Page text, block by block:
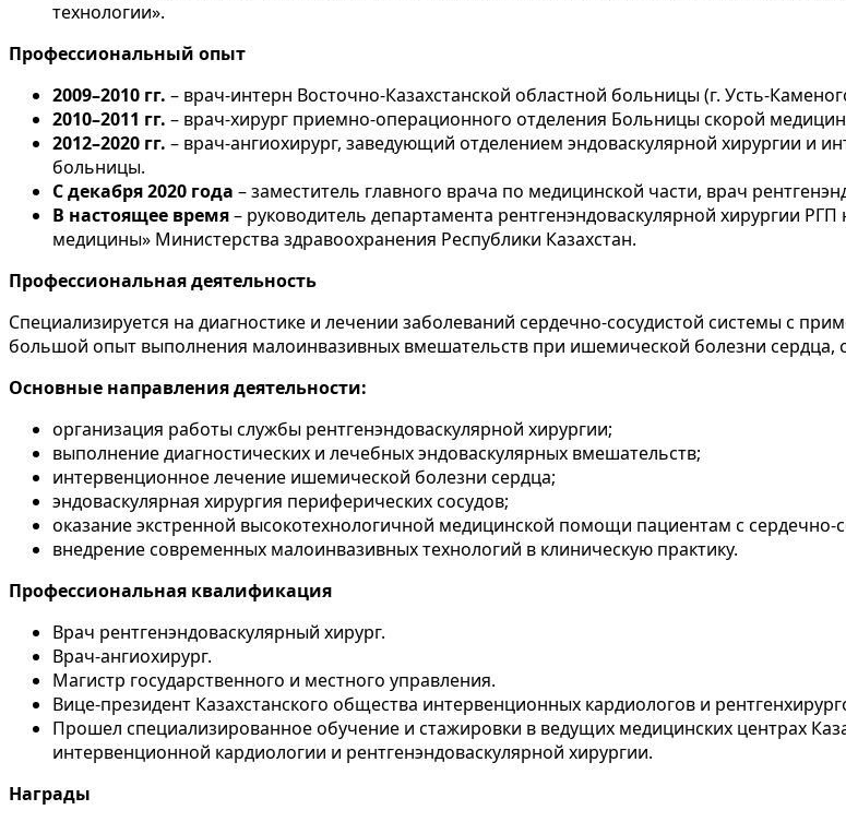
технологии».
Профессиональный опыт
2009–2010 гг. – врач-интерн Восточно-Казахстанской областной больницы (г. Усть-
2010–2011 гг. – врач-хирург приемно-операционного отделения Больницы скорой
2012–2020 гг. – врач-ангиохирург, заведующий отделением эндоваскулярной хирургии и
больницы.
С декабря 2020 года – заместитель главного врача по медицинской части, врач
В настоящее время– руководитель департамента рентгенэндоваскулярной хирургии
медицины» Министерства здравоохранения Республики Казахстан.
Профессиональная деятельность
Специализируется на диагностике и лечении заболеваний сердечно-сосудистой системы с
большой опыт выполнения малоинвазивных вмешательств при ишемической болезни сердца,
Основные направления деятельности:
организация работы службы рентгенэндоваскулярной хирургии;
выполнение диагностических и лечебных эндоваскулярных вмешательств;
интервенционное лечение ишемической болезни сердца;
эндоваскулярная хирургия периферических сосудов;
оказание экстренной высокотехнологичной медицинской помощи пациентам с сердечно-
внедрение современных малоинвазивных технологий в клиническую практику.
Профессиональная квалификация
Врач рентгенэндоваскулярный хирург.
Врач-ангиохирург.
Магистр государственного и местного управления.
Вице-президент Казахстанского общества интервенционных кардиологов и
Прошел специализированное обучение и стажировки в ведущих медицинских центрах
интервенционной кардиологии и рентгенэндоваскулярной хирургии.
Награды